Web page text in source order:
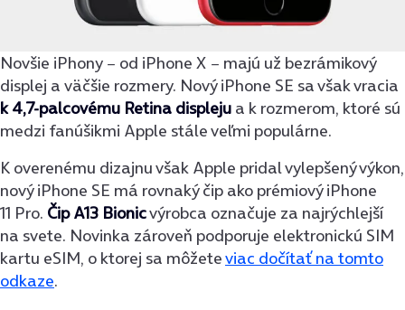
Novšie iPhony − od iPhone X − majú už bezrámikový
displej a väčšie rozmery. Nový iPhone SE sa však vracia
k 4,7-palcovému Retina displeju a k rozmerom, ktoré sú
medzi fanúšikmi Apple stále veľmi populárne.
K overenému dizajnu však Apple pridal vylepšený výkon,
nový iPhone SE má rovnaký čip ako prémiový iPhone
11 Pro. Čip A13 Bionicvýrobca označuje za najrýchlejší
na svete. Novinka zároveň podporuje elektronickú SIM
kartu eSIM, o ktorej sa môžeteviac dočítať na tomto
odkaze.